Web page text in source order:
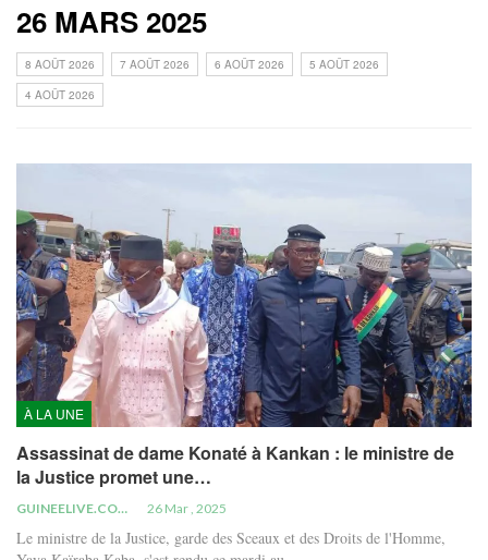
26 MARS 2025
8 AOÛT 2026 7 AOÛT 2026 6 AOÛT 2026
5 AOÛT 2026
4 AOÛT 2026
À LA UNE
Assassinat de dame Konaté à Kankan : le ministre de
la Justice promet une…
GUINEELIVE.COM 26 Mar , 2025
Le ministre de la Justice, garde des Sceaux et des Droits de l'Homme,